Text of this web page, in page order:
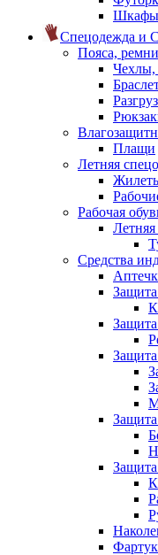
Шкафы
Спецодежда и
Пояса,
Чехлы,
Плащи
Летняя
Рабочая
Летняя
Средства
Защита